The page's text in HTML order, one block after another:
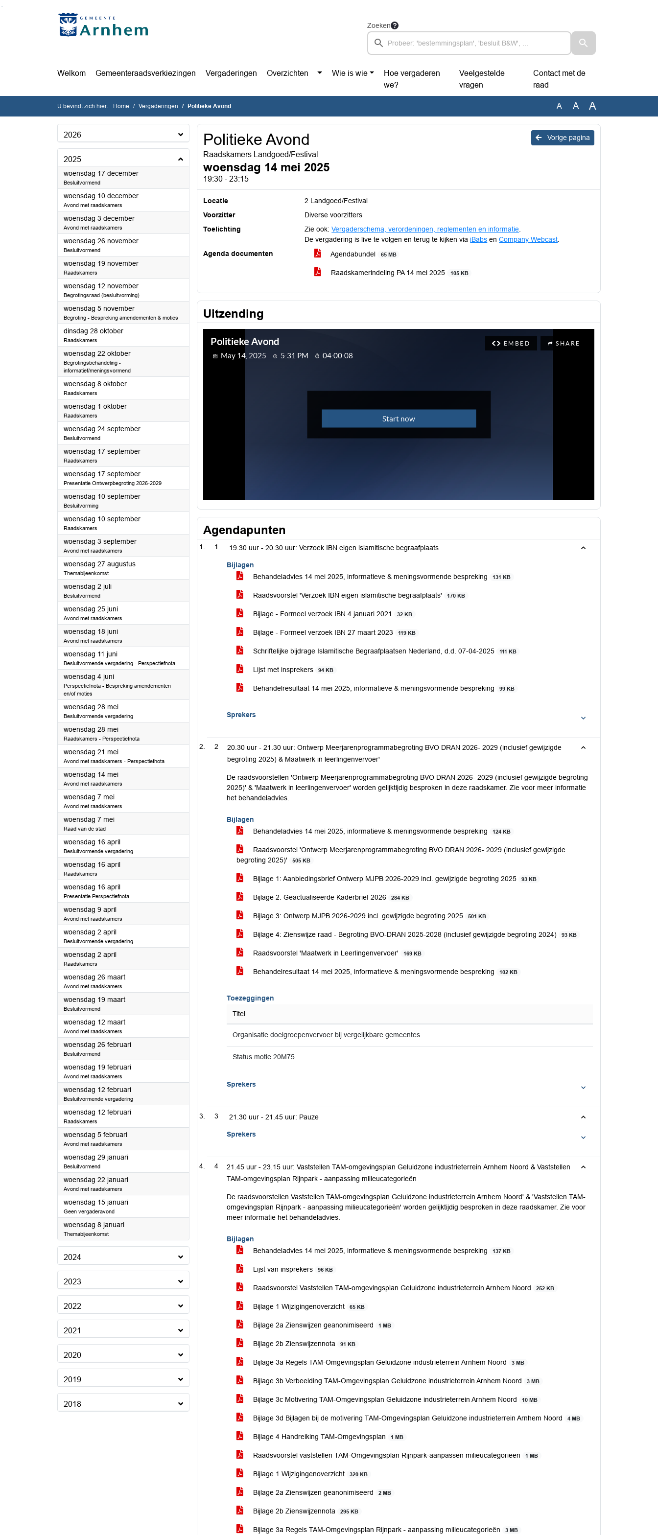
Ga naar de inhoud van deze pagina
Ga naar het zoeken
Ga naar het menu
Zoeken
Welkom Gemeenteraadsverkiezingen Vergaderingen Overzichten Wie is wie
Hoe vergaderen
we?
Veelgestelde
vragen
Contact met de
raad
U bevindt zich hier: Home Vergaderingen Politieke Avond A A A
2026
2025
woensdag 17 december2025
Besluitvormend
woensdag 10 december2025
Avond met raadskamers
woensdag 3 december2025
Avond met raadskamers
woensdag 26 november2025
Besluitvormend
woensdag 19 november2025
Raadskamers
woensdag 12 november2025
Begrotingsraad (besluitvorming)
woensdag 5 november2025
Begroting - Bespreking amendementen & moties
dinsdag 28 oktober2025
Raadskamers
woensdag 22 oktober2025
Begrotingsbehandeling -
informatief/meningsvormend
woensdag 8 oktober2025
Raadskamers
woensdag 1 oktober2025
Raadskamers
woensdag 24 september2025
Besluitvormend
woensdag 17 september2025
Raadskamers
woensdag 17 september2025
Presentatie Ontwerpbegroting 2026-2029
woensdag 10 september2025
Besluitvorming
woensdag 10 september2025
Raadskamers
woensdag 3 september2025
Avond met raadskamers
woensdag 27 augustus2025
Themabijeenkomst
woensdag 2 juli2025
Besluitvormend
woensdag 25 juni2025
Avond met raadskamers
woensdag 18 juni2025
Avond met raadskamers
woensdag 11 juni2025
Besluitvormende vergadering - Perspectiefnota
woensdag 4 juni2025
Perspectiefnota - Bespreking amendementen
en/of moties
woensdag 28 mei2025
Besluitvormende vergadering
woensdag 28 mei2025
Raadskamers - Perspectiefnota
woensdag 21 mei2025
Avond met raadskamers - Perspectiefnota
woensdag 14 mei2025
Avond met raadskamers
woensdag 7 mei2025
Avond met raadskamers
woensdag 7 mei2025
Raad van de stad
woensdag 16 april2025
Besluitvormende vergadering
woensdag 16 april2025
Raadskamers
woensdag 16 april2025
Presentatie Perspectiefnota
woensdag 9 april2025
Avond met raadskamers
woensdag 2 april2025
Besluitvormende vergadering
woensdag 2 april2025
Raadskamers
woensdag 26 maart2025
Avond met raadskamers
woensdag 19 maart2025
Besluitvormend
woensdag 12 maart2025
Avond met raadskamers
woensdag 26 februari2025
Besluitvormend
woensdag 19 februari2025
Avond met raadskamers
woensdag 12 februari2025
Besluitvormende vergadering
woensdag 12 februari2025
Raadskamers
woensdag 5 februari2025
Avond met raadskamers
woensdag 29 januari2025
Besluitvormend
woensdag 22 januari2025
Avond met raadskamers
woensdag 15 januari2025
Geen vergaderavond
woensdag 8 januari2025
Themabijeenkomst
2024
2023
2022
2021
2020
2019
2018
Vorige pagina
Politieke Avond
Raadskamers Landgoed/Festival
woensdag 14 mei 2025
19:30 - 23:15
Locatie
2 Landgoed/Festival
Voorzitter
Diverse voorzitters
Toelichting
Zie ook:Vergaderschema, verordeningen, reglementen en informatie
De vergadering is live te volgen en terug te kijken via iBabs enCompany Webcast
Agenda documenten
Agendabundel 65 MB
Raadskamerindeling PA 14 mei 2025 105 KB
Uitzending
Agendapunten
1 19.30 uur - 20.30 uur: Verzoek IBN eigen islamitische begraafplaats
Bijlagen
Behandeladvies 14 mei 2025, informatieve & meningsvormende bespreking
131 KB
Raadsvoorstel 'Verzoek IBN eigen islamitische begraafplaats' 170 KB
Bijlage - Formeel verzoek IBN 4 januari 2021 32 KB
Bijlage - Formeel verzoek IBN 27 maart 2023 119 KB
Schriftelijke bijdrage Islamitische Begraafplaatsen Nederland, d.d. 07-04-2025 111 KB
Lijst met insprekers 94 KB
Behandelresultaat 14 mei 2025, informatieve & meningsvormende bespreking 99 KB
Sprekers
2
20.30 uur - 21.30 uur: Ontwerp Meerjarenprogrammabegroting BVO DRAN 2026- 2029 (inclusief gewijzigde
begroting 2025) & Maatwerk in leerlingenvervoer'
De raadsvoorstellen 'Ontwerp Meerjarenprogrammabegroting BVO DRAN 2026- 2029 (inclusief gewijzigde begroting
2025)' & 'Maatwerk in leerlingenvervoer' worden gelijktijdig besproken in deze raadskamer. Zie voor meer informatie
het behandeladvies.
Bijlagen
Behandeladvies 14 mei 2025, informatieve & meningsvormende bespreking
124 KB
Raadsvoorstel 'Ontwerp Meerjarenprogrammabegroting BVO DRAN 2026- 2029 (inclusief gewijzigde
begroting 2025)'
505 KB
Bijlage 1: Aanbiedingsbrief Ontwerp MJPB 2026-2029 incl. gewijzigde begroting 2025 93 KB
Bijlage 2: Geactualiseerde Kaderbrief 2026 284 KB
Bijlage 3: Ontwerp MJPB 2026-2029 incl. gewijzigde begroting 2025 501 KB
Bijlage 4: Zienswijze raad - Begroting BVO-DRAN 2025-2028 (inclusief gewijzigde begroting 2024) 93 KB
Raadsvoorstel 'Maatwerk in Leerlingenvervoer' 169 KB
Behandelresultaat 14 mei 2025, informatieve & meningsvormende bespreking 102 KB
Toezeggingen
Titel
Organisatie doelgroepenvervoer bij vergelijkbare gemeentes
Status motie 20M75
Sprekers
3 21.30 uur - 21.45 uur: Pauze
Sprekers
4
21.45 uur - 23.15 uur: Vaststellen TAM-omgevingsplan Geluidzone industrieterrein Arnhem Noord & Vaststellen
TAM-omgevingsplan Rijnpark - aanpassing milieucategorieën
De raadsvoorstellen Vaststellen TAM-omgevingsplan Geluidzone industrieterrein Arnhem Noord' & 'Vaststellen TAM-
omgevingsplan Rijnpark - aanpassing milieucategorieën' worden gelijktijdig besproken in deze raadskamer. Zie voor
meer informatie het behandeladvies.
Bijlagen
Behandeladvies 14 mei 2025, informatieve & meningsvormende bespreking
137 KB
Lijst van insprekers 96 KB
Raadsvoorstel Vaststellen TAM-omgevingsplan Geluidzone industrieterrein Arnhem Noord 252 KB
Bijlage 1 Wijzigingenoverzicht 65 KB
Bijlage 2a Zienswijzen geanonimiseerd 1 MB
Bijlage 2b Zienswijzennota 91 KB
Bijlage 3a Regels TAM-Omgevingsplan Geluidzone industrieterrein Arnhem Noord 3 MB
Bijlage 3b Verbeelding TAM-Omgevingsplan Geluidzone industrieterrein Arnhem Noord 3 MB
Bijlage 3c Motivering TAM-Omgevingsplan Geluidzone industrieterrein Arnhem Noord 10 MB
Bijlage 3d Bijlagen bij de motivering TAM-Omgevingsplan Geluidzone industrieterrein Arnhem Noord 4 MB
Bijlage 4 Handreiking TAM-Omgevingsplan 1 MB
Raadsvoorstel vaststellen TAM-Omgevingsplan Rijnpark-aanpassen milieucategorieen 1 MB
Bijlage 1 Wijzigingenoverzicht 320 KB
Bijlage 2a Zienswijzen geanonimiseerd 2 MB
Bijlage 2b Zienswijzennota 295 KB
Bijlage 3a Regels TAM-Omgevingsplan Rijnpark - aanpassing milieucategorieën 3 MB